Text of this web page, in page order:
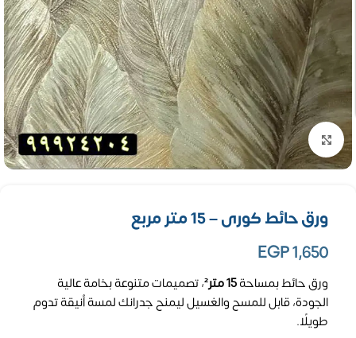
تكبير الصورة
ورق حائط كورى – 15 متر مربع
EGP1,650
ورق حائط بمساحة15 متر²
، تصميمات متنوعة بخامة عالية
الجودة، قابل للمسح والغسيل ليمنح جدرانك لمسة أنيقة تدوم
طويلًا.